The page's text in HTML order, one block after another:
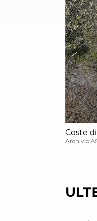
Coste
Archivio